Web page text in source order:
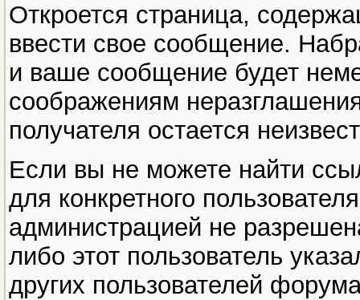
Откроется страница,
ввести свое сообщение.
и ваше сообщение будет
соображениям
получателя остается
Если вы не можете найти
для конкретного
администрацией не
либо этот пользователь
других пользователей